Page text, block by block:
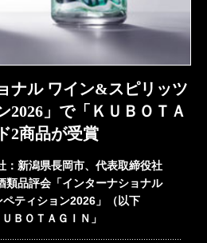
ナル ワイン&スピリッツ
2026」で「ＫＵＢＯＴＡ
2商品が受賞
：新潟県長岡市、代表取締役社
類品評会「インターナショナル
ティション2026」（以下
ＢＯＴＡＧＩＮ」